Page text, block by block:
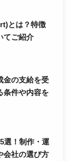
とは？特徴
てご紹介
金の支給を受
条件や内容を
選！制作・運
会社の選び方